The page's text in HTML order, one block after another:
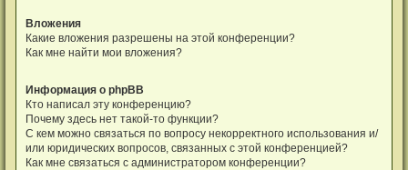
Вложения
Какие вложения разрешены на этой конференции?
Как мне найти мои вложения?
Информация о phpBB
Кто написал эту конференцию?
Почему здесь нет такой-то функции?
С кем можно связаться по вопросу некорректного использования и/
или юридических вопросов, связанных с этой конференцией?
Как мне связаться с администратором конференции?